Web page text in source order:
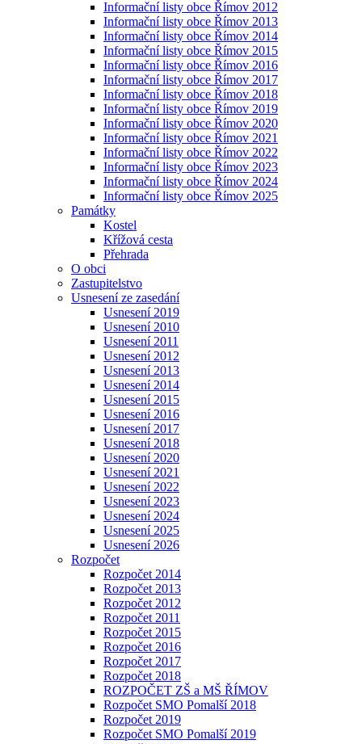
Informační listy obce Římov 2012
Informační listy obce Římov 2013
Informační listy obce Římov 2014
Informační listy obce Římov 2015
Informační listy obce Římov 2016
Informační listy obce Římov 2017
Informační listy obce Římov 2018
Informační listy obce Římov 2019
Informační listy obce Římov 2020
Informační listy obce Římov 2021
Informační listy obce Římov 2022
Informační listy obce Římov 2023
Informační listy obce Římov 2024
Informační listy obce Římov 2025
Památky
Kostel
Křížová cesta
Přehrada
O obci
Zastupitelstvo
Usnesení ze zasedání
Usnesení 2019
Usnesení 2010
Usnesení 2011
Usnesení 2012
Usnesení 2013
Usnesení 2014
Usnesení 2015
Usnesení 2016
Usnesení 2017
Usnesení 2018
Usnesení 2020
Usnesení 2021
Usnesení 2022
Usnesení 2023
Usnesení 2024
Usnesení 2025
Usnesení 2026
Rozpočet
Rozpočet 2014
Rozpočet 2013
Rozpočet 2012
Rozpočet 2011
Rozpočet 2015
Rozpočet 2016
Rozpočet 2017
Rozpočet 2018
ROZPOČET ZŠ a MŠ ŘÍMOV
Rozpočet SMO Pomalší 2018
Rozpočet 2019
Rozpočet SMO Pomalší 2019